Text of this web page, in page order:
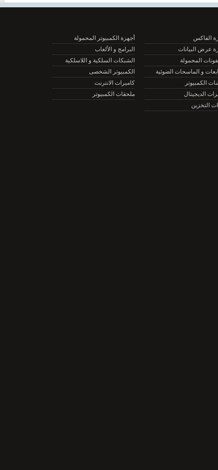
أجهزة الكمبيوتر المحمولة
البيانات
البرامج و الألعاب
المحمولة
الشبكات السلكية و اللاسلكية
و الماسحات الضوئية
الكمبيوتر الشخصى
كاميرات الانترنت
الديجيتال
ملحقات الكمبيوتر